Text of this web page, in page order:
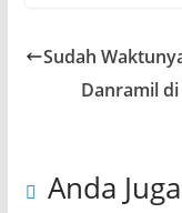
Sudah
Danramil
Anda